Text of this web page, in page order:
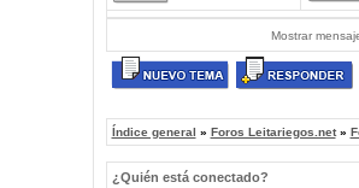
Mostrar
Índice general » Foros Leitariegos.net»
¿Quién está conectado?